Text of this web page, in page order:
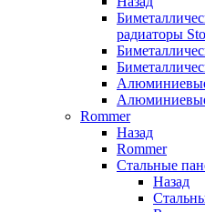
радиаторы
Rommer
Назад
Rommer
Стальные
Назад